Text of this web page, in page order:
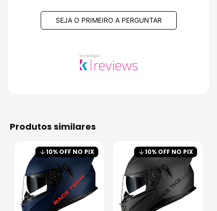
SEJA O PRIMEIRO A PERGUNTAR
produtos similares
10% OFF NO PIX 10% OFF NO PIX